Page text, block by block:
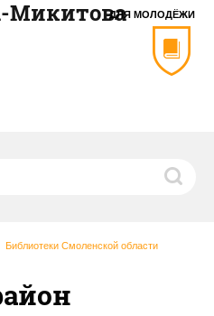
ДЛЯ МОЛОДЁЖИ
Микитова
Библиотеки Смоленской области